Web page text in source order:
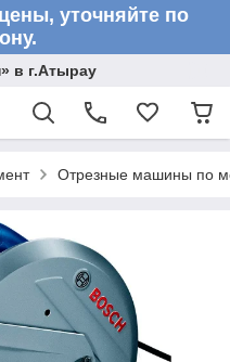
уточняйте по
в г.Атырау
Отрезные машины по